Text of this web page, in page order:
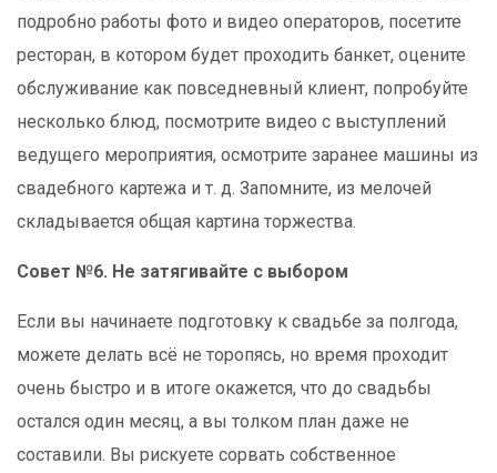
подробно работы фото и видео операторов, посетите
ресторан, в котором будет проходить банкет, оцените
обслуживание как повседневный клиент, попробуйте
несколько блюд, посмотрите видео с выступлений
ведущего мероприятия, осмотрите заранее машины из
свадебного картежа и т. д. Запомните, из мелочей
складывается общая картина торжества.
Совет №6. Не затягивайте с выбором
Если вы начинаете подготовку к свадьбе за полгода,
можете делать всё не торопясь, но время проходит
очень быстро и в итоге окажется, что до свадьбы
остался один месяц, а вы толком план даже не
составили. Вы рискуете сорвать собственное